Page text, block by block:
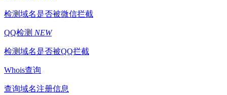
检测域名是否被微信拦截
QQ检测 NEW
检测域名是否被QQ拦截
Whois查询
查询域名注册信息